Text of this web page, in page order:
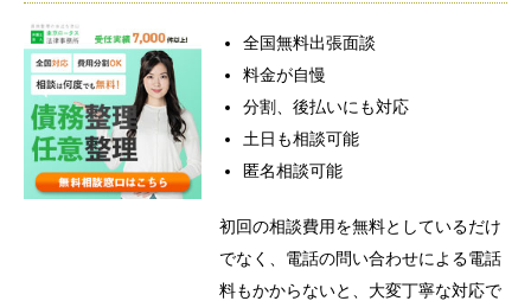
全国無料出張面談
料金が自慢
分割、後払いにも対応
土日も相談可能
匿名相談可能
初回の相談費用を無料としているだけ
でなく、電話の問い合わせによる電話
料もかからないと、大変丁寧な対応で